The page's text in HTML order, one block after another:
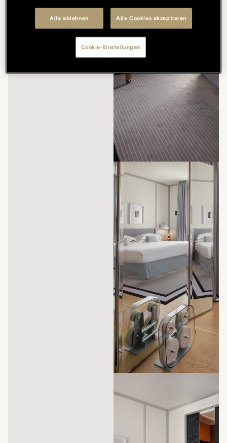
Alle ablehnen Alle Cookies akzeptieren
Cookie-Einstellungen